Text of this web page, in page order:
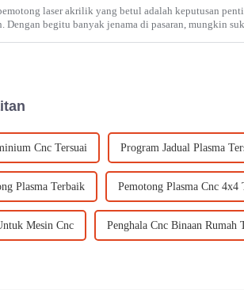
laser akrilik yang betul adalah keputusan
Dengan begitu banyak jenama di pasaran, mungkin
Cnc Tersuai Program Jadual Plasma
Plasma Terbaik Pemotong Plasma Cnc 4x4
Mesin Cnc Penghala Cnc Binaan Rumah